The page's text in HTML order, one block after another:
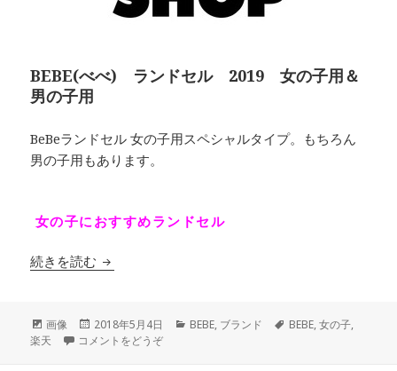
BEBE(べべ) ランドセル 2019 女の子用＆
男の子用
BeBeランドセル 女の子用スペシャルタイプ。もちろん
男の子用もあります。
女の子におすすめランドセル
続きを読む BEBE(べべ) ランドセル 2019 女の子用＆男
フ
ォ
画像
投
稿
2018年5月4日
カ
BEBE, ブランド
タ
BEBE,女の子,
楽天
コメントをどうぞ